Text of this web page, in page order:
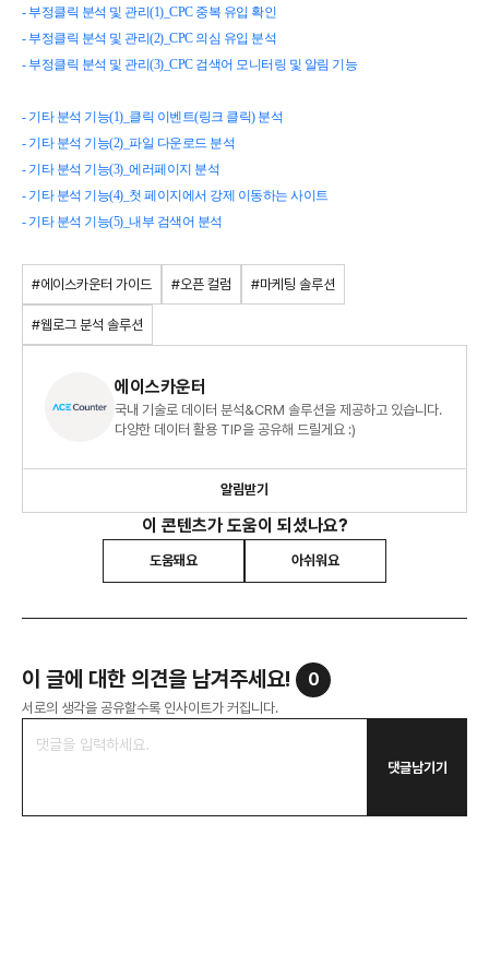
- 부정클릭 분석 및 관리(1)_CPC 중복 유입 확인
- 부정클릭 분석 및 관리(2)_CPC 의심 유입 분석
- 부정클릭 분석 및 관리(3)_CPC 검색어 모니터링 및 알림 기능
- 기타 분석 기능(1)_클릭 이벤트(링크 클릭) 분석
- 기타 분석 기능(2)_파일 다운로드 분석
- 기타 분석 기능(3)_에러페이지 분석
- 기타 분석 기능(4)_첫 페이지에서 강제 이동하는 사이트
- 기타 분석 기능(5)_내부 검색어 분석
#에이스카운터 가이드 #오픈 컬럼 #마케팅 솔루션
#웹로그 분석 솔루션
에이스카운터
국내 기술로 데이터 분석&CRM 솔루션을 제공하고 있습니다.
다양한 데이터 활용 TIP을 공유해 드릴게요 :)
알림받기
이 콘텐츠가 도움이 되셨나요?
도움돼요 아쉬워요
이 글에 대한 의견을 남겨주세요! 0
서로의 생각을 공유할수록 인사이트가 커집니다.
댓글남기기